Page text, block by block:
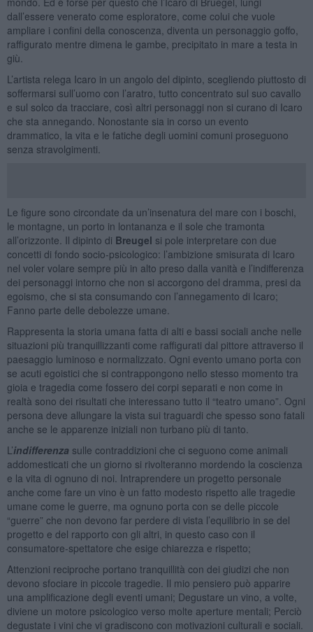
dall’essere venerato come esploratore, come colui che vuole
ampliare i confini della conoscenza, diventa un personaggio goffo,
raffigurato mentre dimena le gambe, precipitato in mare a testa in
giù.
L’artista relega Icaro in un angolo del dipinto, scegliendo piuttosto di
soffermarsi sull’uomo con l’aratro, tutto concentrato sul suo cavallo
e sul solco da tracciare, così altri personaggi non si curano di Icaro
che sta annegando. Nonostante sia in corso un evento
drammatico, la vita e le fatiche degli uomini comuni proseguono
senza stravolgimenti.
Le figure sono circondate da un’insenatura del mare con i boschi,
le montagne, un porto in lontananza e il sole che tramonta
all’orizzonte. Il dipinto di Breugel si pole interpretare con due
concetti di fondo socio-psicologico: l’ambizione smisurata di Icaro
nel voler volare sempre più in alto preso dalla vanità e l’indifferenza
dei personaggi intorno che non si accorgono del dramma, presi da
egoismo, che si sta consumando con l’annegamento di Icaro;
Fanno parte delle debolezze umane.
Rappresenta la storia umana fatta di alti e bassi sociali anche nelle
situazioni più tranquillizzanti come raffigurati dal pittore attraverso il
paesaggio luminoso e normalizzato. Ogni evento umano porta con
se acuti egoistici che si contrappongono nello stesso momento tra
gioia e tragedia come fossero dei corpi separati e non come in
realtà sono dei risultati che interessano tutto il “teatro umano”. Ogni
persona deve allungare la vista sui traguardi che spesso sono fatali
anche se le apparenze iniziali non turbano più di tanto.
L’indifferenza sulle contraddizioni che ci seguono come animali
addomesticati che un giorno si rivolteranno mordendo la coscienza
e la vita di ognuno di noi. Intraprendere un progetto personale
anche come fare un vino è un fatto modesto rispetto alle tragedie
umane come le guerre, ma ognuno porta con se delle piccole
“guerre” che non devono far perdere di vista l’equilibrio in se del
progetto e del rapporto con gli altri, in questo caso con il
consumatore-spettatore che esige chiarezza e rispetto;
Attenzioni reciproche portano tranquillità con dei giudizi che non
devono sfociare in piccole tragedie. Il mio pensiero può apparire
una amplificazione degli eventi umani; Degustare un vino, a volte,
diviene un motore psicologico verso molte aperture mentali; Perciò
degustate i vini che vi gradiscono con motivazioni culturali e sociali.